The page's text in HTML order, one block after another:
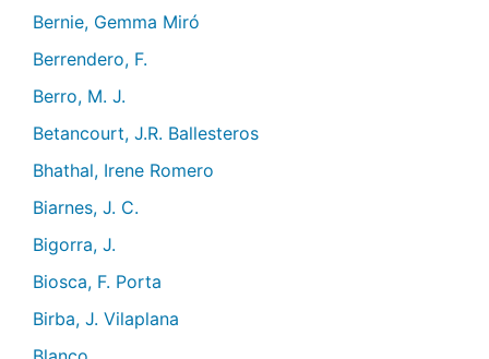
Bernie, Gemma Miró
Berrendero, F.
Berro, M. J.
Betancourt, J.R. Ballesteros
Bhathal, Irene Romero
Biarnes, J. C.
Bigorra, J.
Biosca, F. Porta
Birba, J. Vilaplana